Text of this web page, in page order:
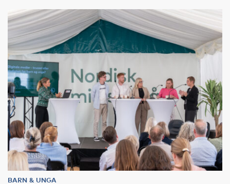
BARN & UNGA